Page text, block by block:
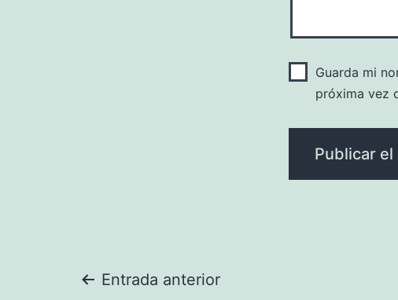
Guarda mi
próxima vez
Navegación
Entrada anterior